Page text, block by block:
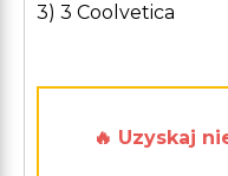
3) 3 Coolvetica
🔥 Uzyskaj